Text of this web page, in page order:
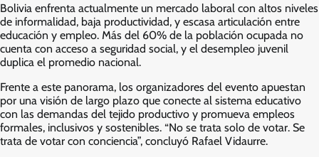
Bolivia enfrenta actualmente un mercado laboral con altos niveles
de informalidad, baja productividad, y escasa articulación entre
educación y empleo. Más del 60% de la población ocupada no
cuenta con acceso a seguridad social, y el desempleo juvenil
duplica el promedio nacional.
Frente a este panorama, los organizadores del evento apuestan
por una visión de largo plazo que conecte al sistema educativo
con las demandas del tejido productivo y promueva empleos
formales, inclusivos y sostenibles. “No se trata solo de votar. Se
trata de votar con conciencia”, concluyó Rafael Vidaurre.